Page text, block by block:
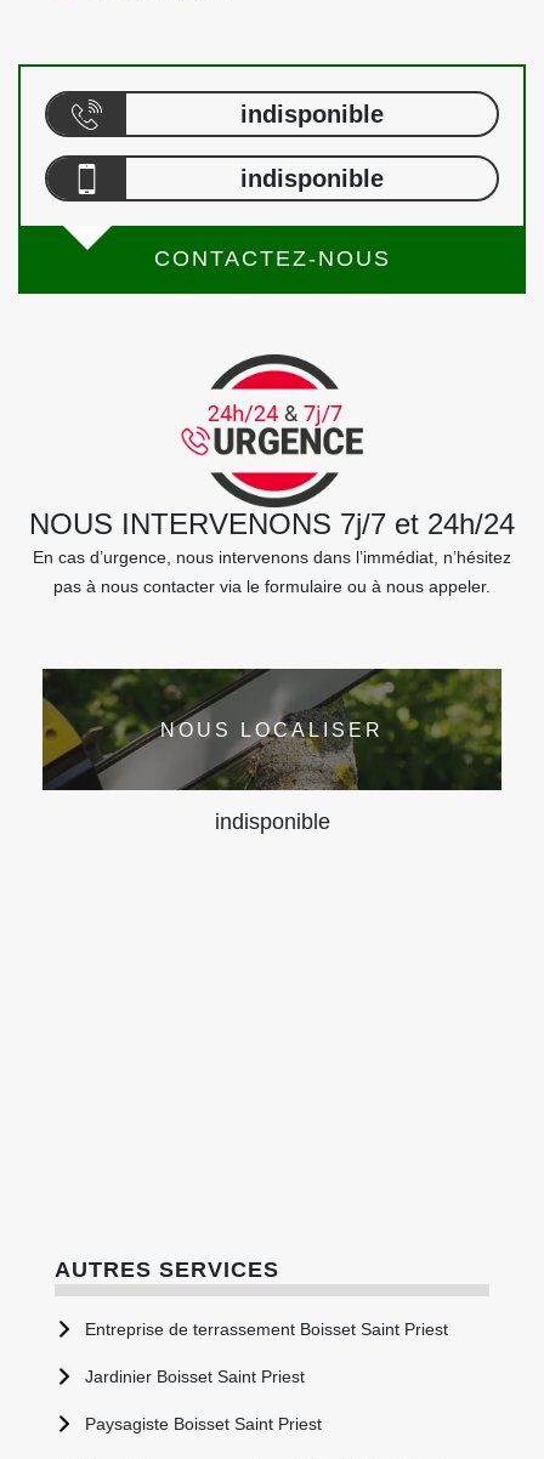
indisponible
indisponible
CONTACTEZ-NOUS
NOUS INTERVENONS 7j/7 et 24h/24
En cas d’urgence, nous intervenons dans l’immédiat, n’hésitez
pas à nous contacter via le formulaire ou à nous appeler.
NOUS LOCALISER
indisponible
AUTRES SERVICES
Entreprise de terrassement Boisset Saint Priest
Jardinier Boisset Saint Priest
Paysagiste Boisset Saint Priest